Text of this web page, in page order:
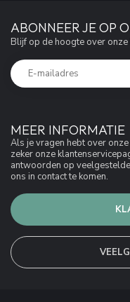
MEER INFORMATIE
Als je vragen hebt over
zeker onze
antwoorden op
ons in contact te komen.
ABONNEER JE OP
Blijf op de hoogte over onze